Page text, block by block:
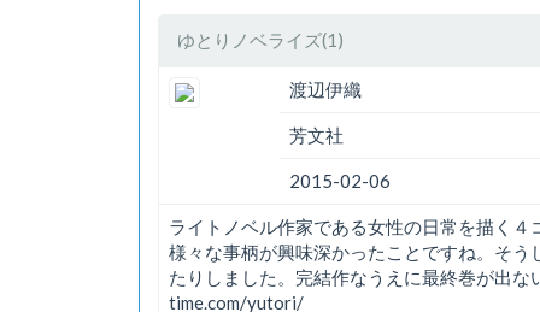
ゆとりノベライズ(1)
渡辺伊織
芳文社
2015-02-06
ライトノベル作家である女性の日常を描く
様々な事柄が興味深かったことですね。そ
たりしました。完結作なうえに最終巻が出
time.com/yutori/